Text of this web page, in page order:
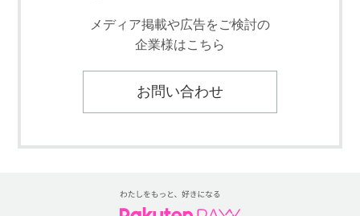
メディア掲載や広告をご検討の
企業様はこちら
お問い合わせ